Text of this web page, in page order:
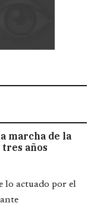
marcha de la
años
lo actuado por el